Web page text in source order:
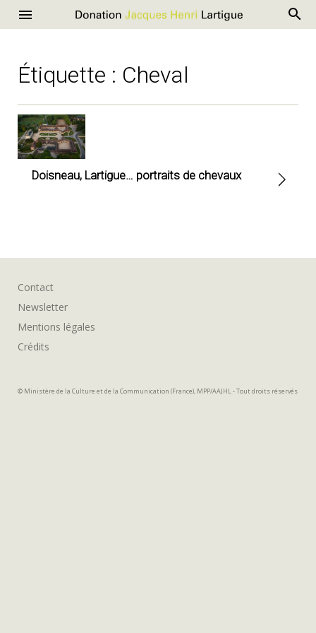
contenu
MenuDonation
Lartigue
Étiquette : Cheval
Doisneau, Lartigue… portraits de chevaux
© Ministère de la Culture et de la Communication (France), MPP/AAJHL - Tout droits réservés
Contact
Newsletter
Mentions légales
Crédits